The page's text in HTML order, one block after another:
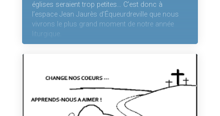
églises seraient trop petites… C’est donc à
l’espace Jean Jaurès d’Équeurdreville que nous
vivrons le plus grand moment de notre année
liturgique.